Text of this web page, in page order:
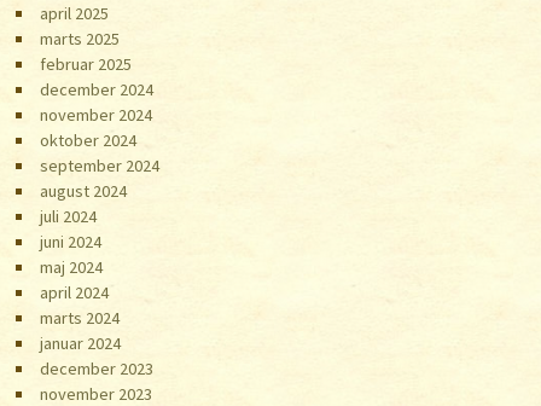
april 2025
marts 2025
februar 2025
december 2024
november 2024
oktober 2024
september 2024
august 2024
juli 2024
juni 2024
maj 2024
april 2024
marts 2024
januar 2024
december 2023
november 2023